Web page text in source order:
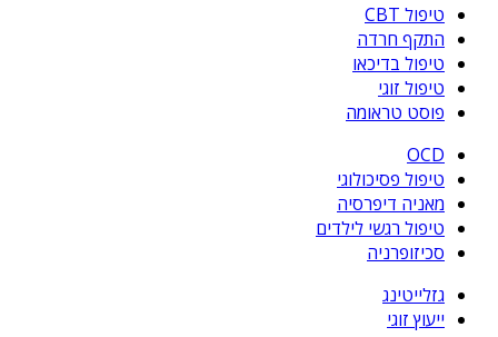
טיפול CBT
התקף חרדה
טיפול בדיכאו
טיפול זוגי
פוסט טראומה
OCD
טיפול פסיכולוגי
מאניה דיפרסיה
טיפול רגשי לילדים
סכיזופרניה
גזלייטינג
ייעוץ זוגי